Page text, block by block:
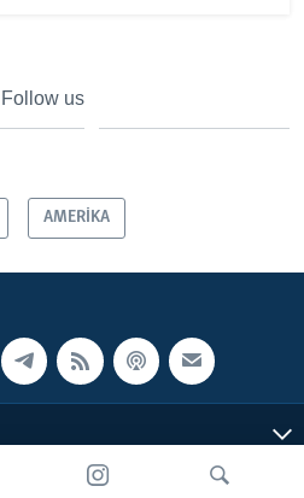
Follow us
AMERİKA